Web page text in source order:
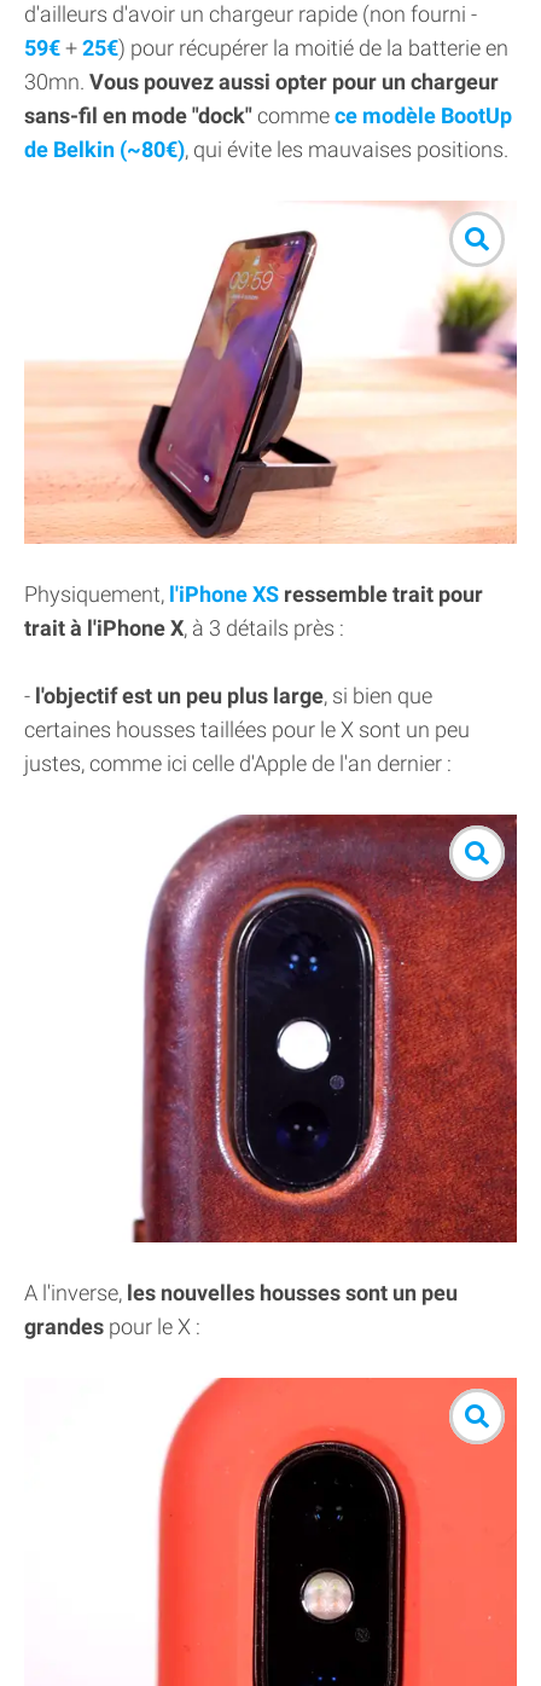
d'ailleurs d'avoir un chargeur rapide (non fourni -
59€+25€) pour récupérer la moitié de la batterie en
30mn. Vous pouvez aussi opter pour un chargeur
sans-fil en mode "dock"commece modèle BootUp
de Belkin (~80€), qui évite les mauvaises positions.
Physiquement, l'iPhone XS ressemble trait pour
trait à l'iPhone X, à 3 détails près :
- l'objectif est un peu plus large, si bien que
certaines housses taillées pour le X sont un peu
justes, comme ici celle d'Apple de l'an dernier :
A l'inverse, les nouvelles housses sont un peu
grandes pour le X :